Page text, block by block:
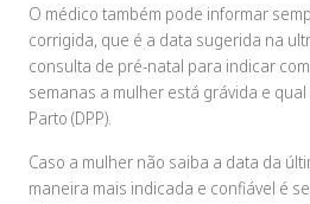
O médico também pode informar
corrigida, que é a data sugerida na
consulta de pré-natal para indicar
semanas a mulher está grávida e
Parto (DPP).
Caso a mulher não saiba a data da
maneira mais indicada e confiável é